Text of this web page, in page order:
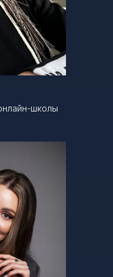
школы